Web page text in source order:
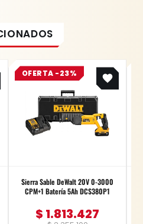
OFERTA -23%
Sierra Sable DeWalt 20V 0-3000
CPM+1 Batería 5Ah DCS380P1
Original
price
was:
$ 2.355.100.
$ 1.813.427
Current
price
is:
$ 1.813.427.